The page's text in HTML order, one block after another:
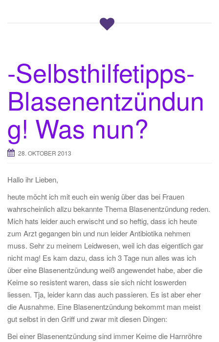
-Selbsthilfetipps-
Blasenentzündun
g! Was nun?
28. OKTOBER 2013
Hallo ihr Lieben,
heute möcht ich mit euch ein wenig über das bei Frauen
wahrscheinlich allzu bekannte Thema Blasenentzündung reden.
Mich hats leider auch erwischt und so heftig, dass ich heute
zum Arzt gegangen bin und nun leider Antibiotika nehmen
muss. Sehr zu meinem Leidwesen, weil ich das eigentlich gar
nicht mag! Es kam dazu, dass ich 3 Tage nun alles was ich
über eine Blasenentzündung weiß angewendet habe, aber die
Keime so resistent waren, dass sie sich nicht loswerden
liessen. Tja, leider kann das auch passieren. Es ist aber eher
die Ausnahme. Eine Blasenentzündung bekommt man meist
gut selbst in den Griff und zwar mit diesen Dingen:
Bei einer Blasenentzündung sind immer Keime die Harnröhre